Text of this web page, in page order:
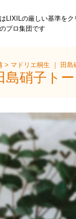
LIXILの厳しい基準をク
プロ集団です
> マドリエ桐生 ｜ 田島
硝子トー